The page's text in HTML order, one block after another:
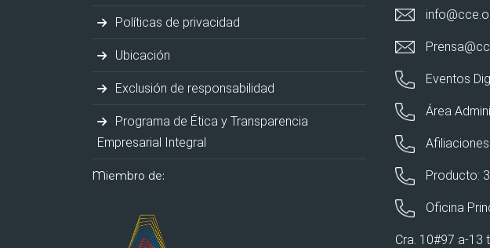
Políticas de privacidad
Ubicación
Exclusión de responsabilidad
Programa de Ética y Transparencia
Empresarial Integral
Miembro de:
Eventos
Área
Producto:
Oficina
Cra. 10#97 a-13